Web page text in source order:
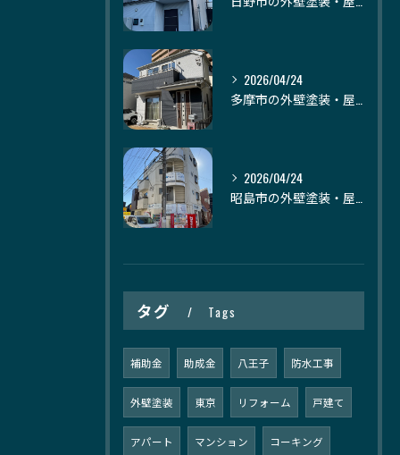
2026/04/24
2026/04/24
タグ Tags
補助金 助成金 八王子 防水工事
外壁塗装 東京 リフォーム 戸建て
アパート マンション コーキング